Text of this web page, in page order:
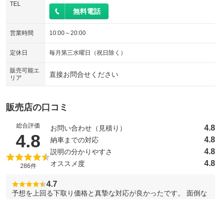
TEL
無料電話
営業時間 10:00～20:00
定休日 毎月第三水曜日（祝日除く）
販売可能エ
リア
直接お問合せください
販売店の口コミ
総合評価
4.8 （5点満点中）
286件
お問い合わせ（見積り） 4.8
納車までの対応 4.8
説明の分かりやすさ 4.8
オススメ度 4.8
4.7
予想を上回る下取り価格と真摯な対応が良かったです。 面倒な